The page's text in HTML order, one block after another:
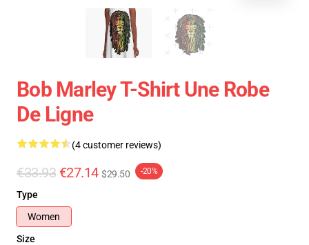
Bob Marley T-Shirt Une Robe
De Ligne
(4 customer reviews)
€33.93 €27.14 $29.50 -20%
Type
Women
Size